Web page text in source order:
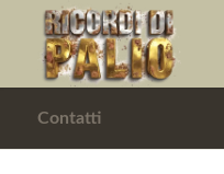
Contatti